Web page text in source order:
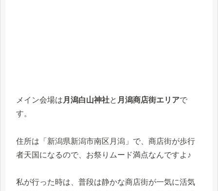
メイン会場は 月潟白山神社と 月潟商店街エリアで
す。
住所は「新潟県新潟市南区月潟」で、商店街が歩行
者天国になるので、お祭りムード満点なんですよ♪
私が行った時は、普段は静かな商店街が一気に活気